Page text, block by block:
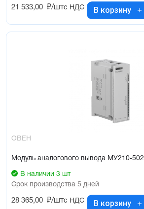
21 533,00 ₽/штс НДС В корзину
ОВЕН
Модуль аналогового вывода МУ210-502
В наличии 3 шт
Срок производства 5 дней
28 365,00 ₽/штс НДС В корзину